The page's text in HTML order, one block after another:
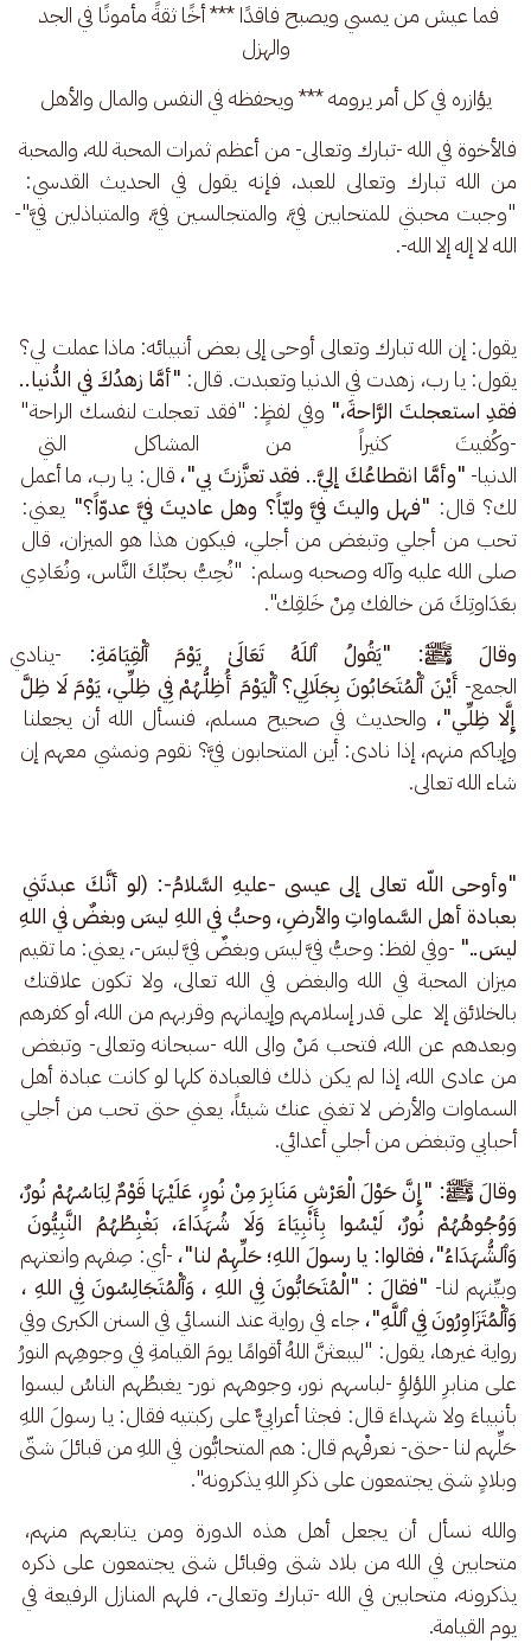
فما عيش من يمسي ويصبح فاقدًا *** أخًا ثقةً مأمونًا في الجد
والهزل
يؤازره في كل أمر يرومه *** ويحفظه في النفس والمال والأهل
فالأخوة في الله -تبارك وتعالى- من أعظم ثمرات المحبة لله، والمحبة
من الله تبارك وتعالى للعبد، فإنه يقول في الحديث القدسي:
"وجبت محبتي للمتحابين فيَّ، والمتجالسين فيَّ، والمتباذلين فيَّ"-
الله لا إله إلا الله-.
يقول: إن الله تبارك وتعالى أوحى إلى بعض أنبيائه: ماذا عملت لي؟
يقول: يا رب، زهدت في الدنيا وتعبدت. قال: "أمَّا زهدُكَ في الدُّنيا..
فقدِ استعجلتَ الرَّاحةَ،" وفي لفظٍ: "فقد تعجلت لنفسك الراحة"
-وكُفيتَ كثيراً من المشاكل
الدنيا- "وأمَّا انقطاعُكَ إليَّ.. فقد تعزَّزتَ بي"، قال: يا رب، ما أعمل
لك؟ قال: "فهل واليتَ فيَّ وليّاً؟ وهل عاديتَ فيَّ عدوّاً؟" يعني:
تحب من أجلي وتبغض من أجلي، فيكون هذا هو الميزان، قال
صلى الله عليه وآله وصحبه وسلم: "نُحِبُّ بحبِّكَ النَّاس، ونُعَادِي
بعَدَاوتِكَ مَن خالفك مِنْ خَلقِك".
وقالَ ﷺ: "يَقُولُ ٱللَهُ تَعَالَىٰ يَوْمَ ٱلْقِيَامَةِ: -
الجمع- أَيْنَ ٱلْمُتَحَابُونَ بِجَلَالِي؟ ٱلْيَوْمَ أُظِلُّهُمْ فِي ظِلِّي، يَوْمَ لَا ظِلَّ
إِلَّا ظِلِّي"، والحديث في صحيح مسلم، فنسأل الله أن يجعلنا
وإياكم منهم، إذا نادى: أين المتحابون فيَّ؟ نقوم ونمشي معهم إن
شاء الله تعالى.
"وأوحى اللّه تعالى إلى عيسى -عليهِ السَّلامُ-: (لو أنَّكَ عبدتَني
بعبادة أهل السَّماواتِ والأرضِ، وحبُّ في اللهِ ليسَ وبغضٌ في اللهِ
ليسَ.." -وفي لفظ: وحبُّ فيَّ ليسَ وبغضٌ فيَّ ليسَ-، يعني: ما تقيم
ميزان المحبة في الله والبغض في الله تعالى، ولا تكون علاقتك
بالخلائق إلا  على قدر إسلامهم وإيمانهم وقربهم من الله، أو كفرهم
وبعدهم عن الله، فتحب مَنْ والى الله -سبحانه وتعالى- وتبغض
من عادى الله، إذا لم يكن ذلك فالعبادة كلها لو كانت عبادة أهل
السماوات والأرض لا تغني عنك شيئاً، يعني حتى تحب من أجلي
أحبابي وتبغض من أجلي أعدائي.
وقالَ ﷺ: "إِنَّ حَوْلَ الْعَرْشِ مَنَابِرَ مِنْ نُورٍ، عَلَيْهَا قَوْمٌ لِبَاسُهُمْ نُورٌ،
وَوُجُوهُهُمْ نُورٌ، لَيْسُوا بِأَنْبِيَاءَ وَلَا شُهَدَاءَ، بَغْبِطُهُمُ النَّبِيُّونَ
وَٱلشُّهَدَاءُ"، فقالوا: يا رسولَ اللهِ؛ حَلِّهِمْ لنا"، -أي: صِفهم وانعتهم
وبيِّنهم لنا- "فقالَ : "الْمُتَحَابُّونَ فِي اللهِ ، وَٱلْمُتَجَالِسُونَ فِي اللهِ ،
وَٱلْمُتَزَاوِرُونَ فِي ٱللَّهِ"، جاء في رواية عند النسائي في السنن الكبرى وفي
رواية غيرها، يقول: "ليبعثنَّ اللهُ أقوامًا يومَ القيامةِ في وجوهِهم النورُ
على منابرِ اللؤلؤِ -لباسهم نور، وجوههم نور- يغبطُهم الناسُ ليسوا
بأنبياءَ ولا شهداءَ قال: فجثا أعرابيٌّ على ركبتيه فقال: يا رسولَ اللهِ
حَلِّهم لنا -حتى- نعرفْهم قال: هم المتحابُّون في اللهِ من قبائلَ شتّى
وبلادٍ شتى يجتمعون على ذكرِ اللهِ يذكرونه".
والله نسأل أن يجعل أهل هذه الدورة ومن يتابعهم منهم،
متحابين في الله من بلاد شتى وقبائل شتى يجتمعون على ذكره
يذكرونه، متحابين في الله -تبارك وتعالى-، فلهم المنازل الرفيعة في
يوم القيامة.